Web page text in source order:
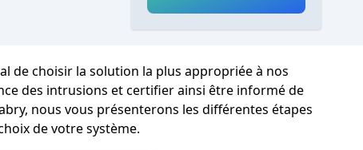
de choisir la solution la plus appropriée à nos
des intrusions et certifier ainsi être informé de
nous vous présenterons les différentes étapes
de votre système.